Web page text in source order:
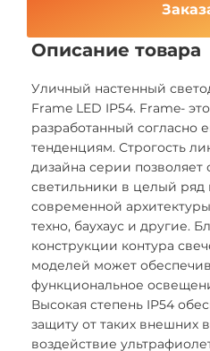
Описание товара
Уличный настенный
Frame LED IP54. Frame-
разработанный согласно
тенденциям. Строгость
дизайна серии позволяет
светильники в целый ряд
современной
техно, баухаус и другие.
конструкции контура
моделей может
функциональное
Высокая cтепень IP54
защиту от таких внешних
воздействие